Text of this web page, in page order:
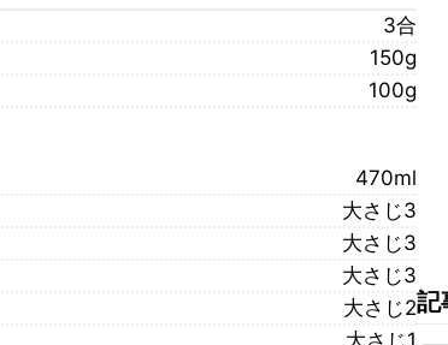
3合
150g
100g
470ml
大さじ3
大さじ3
大さじ3
大さじ2
大さじ1
記